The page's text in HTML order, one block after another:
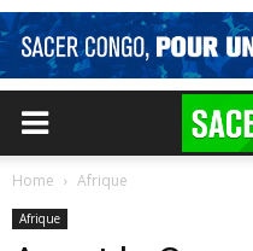
Home Afrique
Afrique